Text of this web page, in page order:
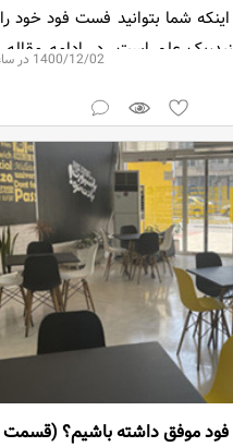
1400/12/02 در ساعت 15:45:36
شما بتوانید فست فود خود را
علم است. در ادامه
موفق داشته باشیم؟ (قسمت